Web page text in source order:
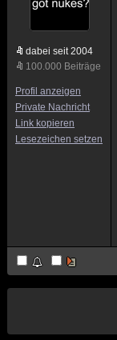
dabei seit 2004
100.000 Beiträge
Profil anzeigen
Private Nachricht
Link kopieren
Lesezeichen setzen